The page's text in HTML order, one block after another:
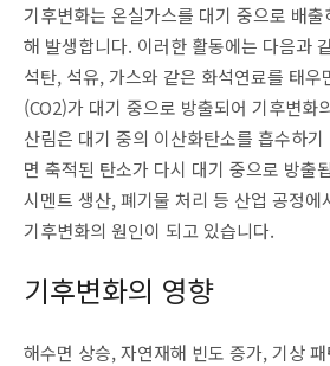
기후변화는 온실가스를 대기 중으로 배
해 발생합니다. 이러한 활동에는 다음과
석탄, 석유, 가스와 같은 화석연료를 태우
(CO2)가 대기 중으로 방출되어 기후변화
산림은 대기 중의 이산화탄소를 흡수하
면 축적된 탄소가 다시 대기 중으로 방출
시멘트 생산, 폐기물 처리 등 산업 공정에
기후변화의 원인이 되고 있습니다.
기후변화의 영향
해수면 상승, 자연재해 빈도 증가, 기상